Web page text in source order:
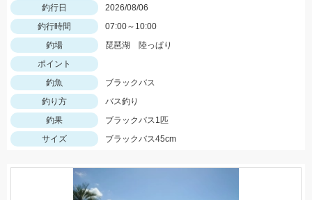
釣行日
2026/08/06
釣行時間
07:00～10:00
釣場
琵琶湖 陸っぱり
ポイント
釣魚
ブラックバス
釣り方
バス釣り
釣果
ブラックバス1匹
サイズ
ブラックバス45cm